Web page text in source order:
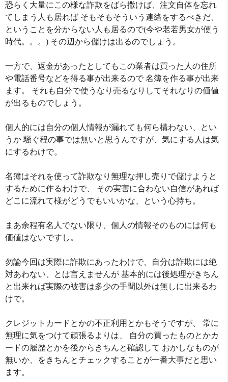
恐らく大量にこの様な詐欺をばら撒けば、注文自体を忘れ
てしまう人も居れば そもそもそういう連絡をするべきだ、
ということを分からない人も居るので(今や老若男女が使う
時代。。。) その辺から儲けは出るのでしょう。
一方で、返金があったとしてもこの業者は買った人の住所
や電話番号などを得る事が出来るので 名簿を作る事が出来
ます。 それも自分で使うなり売るなりしてそれなりの価値
が出るものでしょう。
個人的には自分の個人情報が漏れても何ら構わない、とい
うか 騒ぐ程の事では無いと思うんですが、気にする人は気
にするわけで。
名簿はそれを使って詐欺なり無理な押し売りで儲けようと
するために作るわけで、 その実害に合わない自信があれば
どこに流れて様がどうでもいいかな、という心持ち。
まあ余程有名人でない限り、個人の情報そのものには何も
価値はないですし。
勿論今回は実際に詐欺にあったわけで、自分は詐欺には絶
対あわない、とは言えませんが 基本的には後処理がきちん
と出来れば実際の被害は多少の手間以外は無しに出来るわ
けで。
クレジットカードとかの不正利用とかもそうですが、 常に
無理に気をつけて頑張るよりは、 自分の買ったものとかカ
ードの履歴とかを後からきちんと確認して おかしなものが
無いか、をきちんとチェックすることが一番大事だと思い
ます。